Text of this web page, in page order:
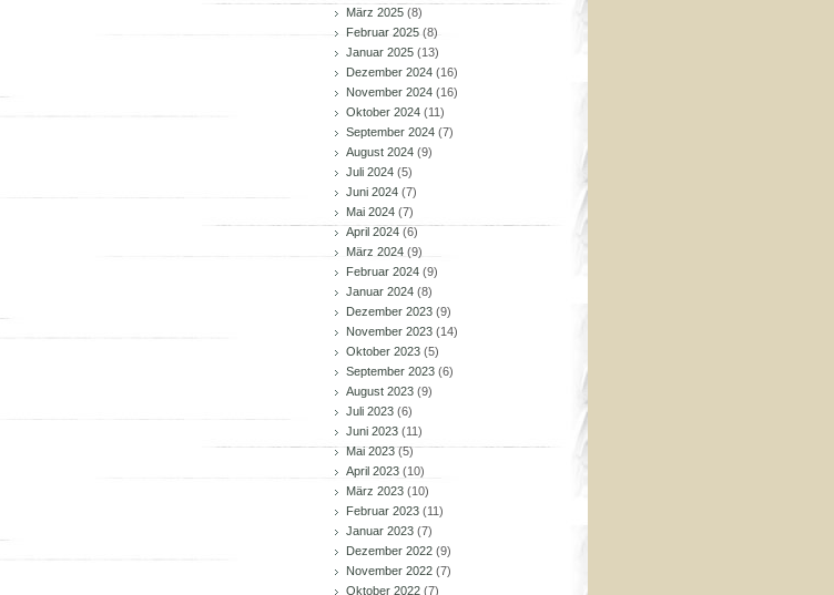
März 2025 (8)
Februar 2025 (8)
Januar 2025 (13)
Dezember 2024 (16)
November 2024 (16)
Oktober 2024 (11)
September 2024 (7)
August 2024 (9)
Juli 2024 (5)
Juni 2024 (7)
Mai 2024 (7)
April 2024 (6)
März 2024 (9)
Februar 2024 (9)
Januar 2024 (8)
Dezember 2023 (9)
November 2023 (14)
Oktober 2023 (5)
September 2023 (6)
August 2023 (9)
Juli 2023 (6)
Juni 2023 (11)
Mai 2023(5)
April 2023 (10)
März 2023 (10)
Februar 2023 (11)
Januar 2023 (7)
Dezember 2022 (9)
November 2022 (7)
Oktober 2022 (7)